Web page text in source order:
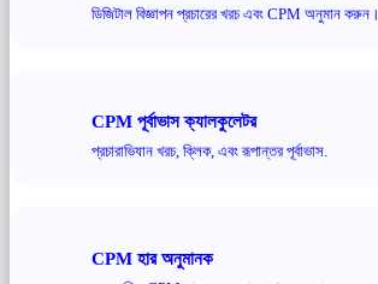
ডিজিটাল বিজ্ঞাপন প্রচারের খরচ এবং CPM অনুমান করুন।
CPM পূর্বাভাস ক্যালকুলেটর
প্রচারাভিযান খরচ, ক্লিক, এবং রূপান্তর পূর্বাভাস.
CPM হার অনুমানক